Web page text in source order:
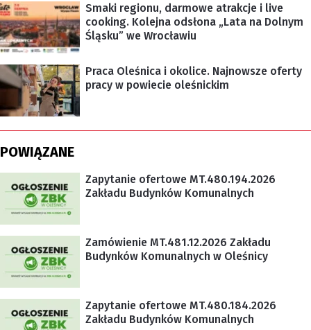
Smaki regionu, darmowe atrakcje i live
cooking. Kolejna odsłona „Lata na Dolnym
Śląsku” we Wrocławiu
Praca Oleśnica i okolice. Najnowsze oferty
pracy w powiecie oleśnickim
POWIĄZANE
Zapytanie ofertowe MT.480.194.2026
Zakładu Budynków Komunalnych
Zamówienie MT.481.12.2026 Zakładu
Budynków Komunalnych w Oleśnicy
Zapytanie ofertowe MT.480.184.2026
Zakładu Budynków Komunalnych